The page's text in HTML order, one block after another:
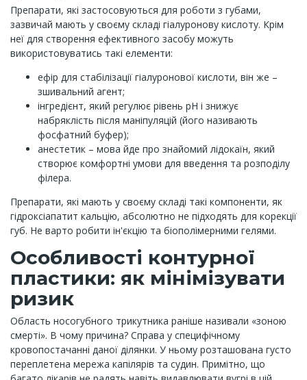
Препарати, які застосовуються для роботи з губами,
зазвичай мають у своєму складі гіалуронову кислоту. Крім
неї для створення ефективного засобу можуть
використовуватись такі елементи:
ефір для стабілізації гіалуронової кислоти, він же –
зшивальний агент;
інгредієнт, який регулює рівень рН і знижує
набряклість після маніпуляцій (його називають
фосфатний буфер);
анестетик – мова йде про знайомий лідокаїн, який
створює комфортні умови для введення та розподілу
філера.
Препарати, які мають у своєму складі такі компоненти, як
гідроксіапатит кальцію, абсолютно не підходять для корекції
губ. Не варто робити ін'єкцію та біополімерними гелями.
Особливості контурної
пластики: як мінімізувати
ризик
Область носогубного трикутника раніше називали «зоною
смерті». В чому причина? Справа у специфічному
кровопостачанні даної ділянки. У ньому розташована густо
переплетена мережа капілярів та судин. Примітно, що